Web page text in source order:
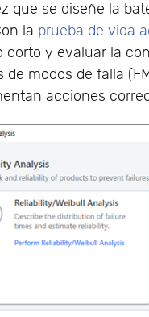
que se diseñe la
la prueba de vida
corto y evaluar la
de modos de falla
acciones